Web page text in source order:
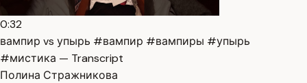
0:32
вампир vs упырь #вампир #вампиры #упырь
#мистика — Transcript
Полина Стражникова